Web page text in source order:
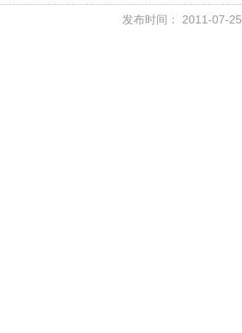
发布时间： 2011-07-